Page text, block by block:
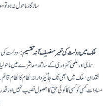
سازگار ماحول نہ
ملک میں دولت کی غیر منصیف آنہ تقسیم:-دولت کی
سماجی اور علمی کمزوری کے ساتھ معاشرے میں
فقدان· ملک میں ابھی تک جاگیردارانہ نظام کا نظام
مساوات کسی کو کسی کا کوئی حق کا حصول نصیب نہیں